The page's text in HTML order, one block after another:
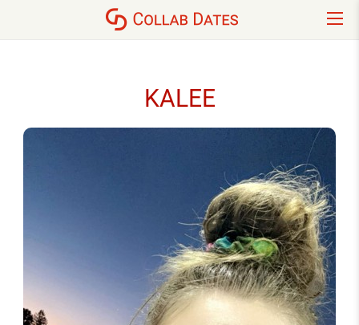
KALEE